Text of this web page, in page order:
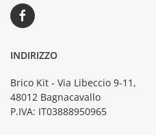
INDIRIZZO
Brico Kit - Via Libeccio 9-11,
48012 Bagnacavallo
P.IVA: IT03888950965